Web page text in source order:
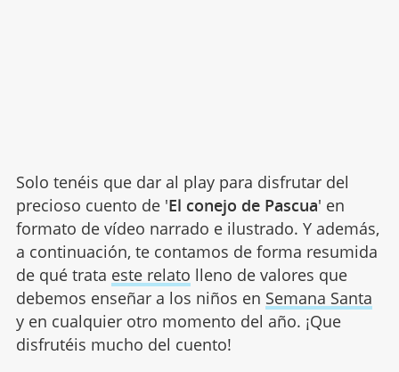
Solo tenéis que dar al play para disfrutar del
precioso cuento de 'El conejo de Pascua' en
formato de vídeo narrado e ilustrado. Y además,
a continuación, te contamos de forma resumida
de qué trata este relato lleno de valores que
debemos enseñar a los niños en Semana Santa
y en cualquier otro momento del año. ¡Que
disfrutéis mucho del cuento!